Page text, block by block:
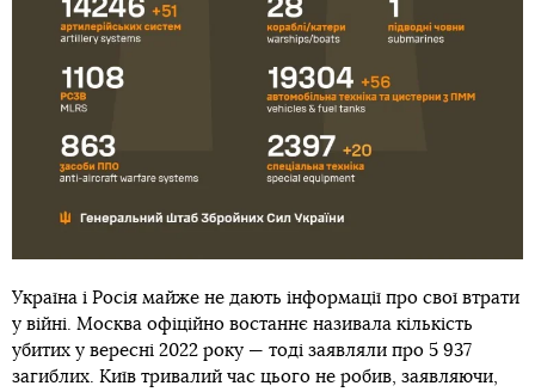
Україна і Росія майже не дають інформації про свої втрати
у війні. Москва офіційно востаннє називала кількість
убитих у вересні 2022 року — тоді заявляли про 5 937
загиблих. Київ тривалий час цього не робив, заявляючи,